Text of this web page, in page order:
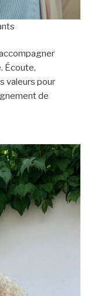
Écoute,
valeurs pour
de